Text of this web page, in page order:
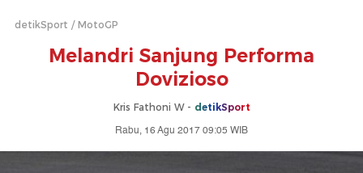
detikSport MotoGP
Melandri Sanjung Performa
Dovizioso
Kris Fathoni W - detikSport
Rabu, 16 Agu 2017 09:05 WIB